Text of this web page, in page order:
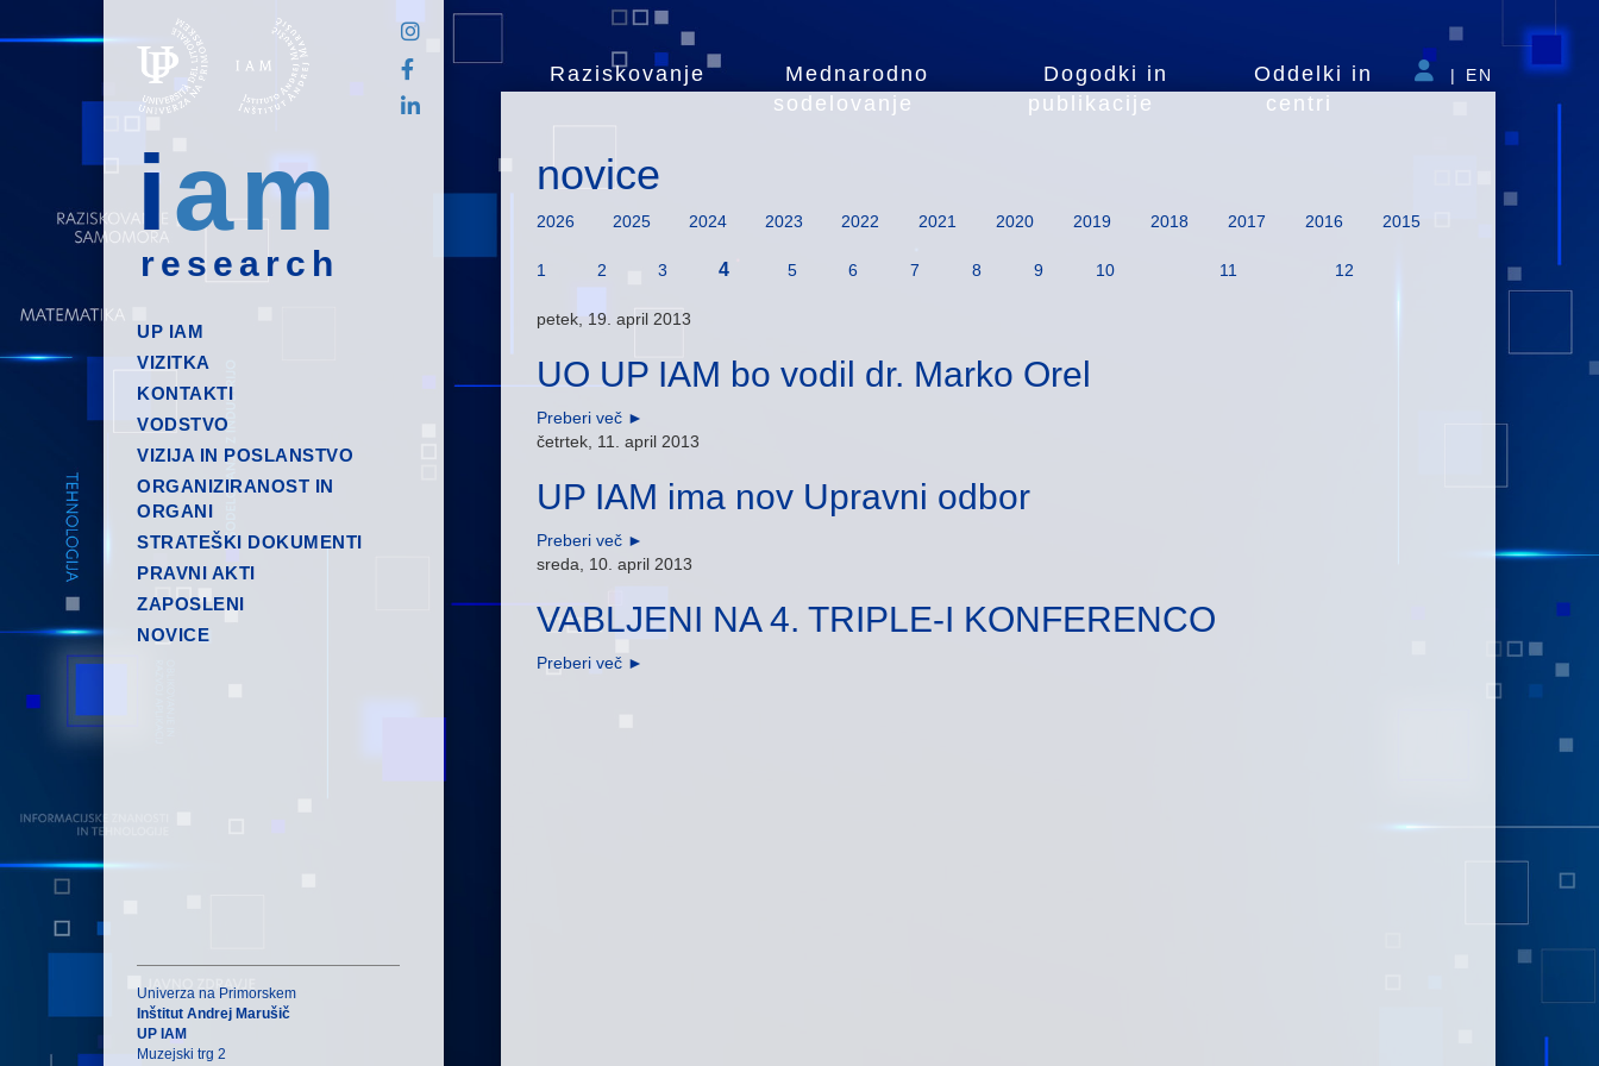
iam
research
Raziskovanje
Mednarodno
sodelovanje
Dogodki in
publikacije
Oddelki in
centri
| EN
UP IAM
VIZITKA
KONTAKTI
VODSTVO
VIZIJA IN POSLANSTVO
ORGANIZIRANOST IN
ORGANI
STRATEŠKI DOKUMENTI
PRAVNI AKTI
ZAPOSLENI
NOVICE
novice
2026 2025 2024 2023 2022 2021 2020 2019 2018 2017 2016 2015
1 2 3 4 5 6 7 8 9 10 11 12
petek, 19. april 2013
UO UP IAM bo vodil dr. Marko Orel
Preberi več ►
četrtek, 11. april 2013
UP IAM ima nov Upravni odbor
Preberi več ►
sreda, 10. april 2013
VABLJENI NA 4. TRIPLE-I KONFERENCO
Preberi več ►
Univerza na Primorskem
Inštitut Andrej Marušič
UP IAM
Muzejski trg 2